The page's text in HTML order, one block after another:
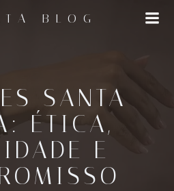
paraBLOG
SANTA
ÉTICA,
E